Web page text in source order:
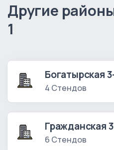
Другие
1
Богатырская
4 Стендов
Гражданская
6 Стендов